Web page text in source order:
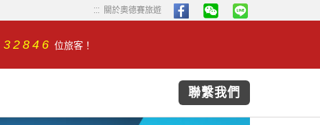
...
... 關於奧德賽旅遊
32846 位旅客！
聯繫我們